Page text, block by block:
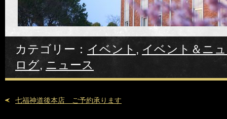
カテゴリー： イベント , イベント＆ニ
ログ, ニュース
七福神道後本店 ご予約承ります